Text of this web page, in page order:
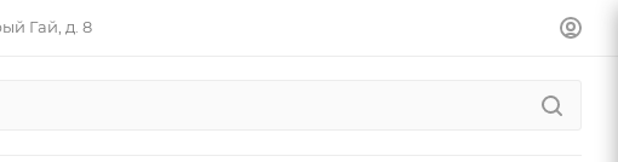
Гай, д. 8